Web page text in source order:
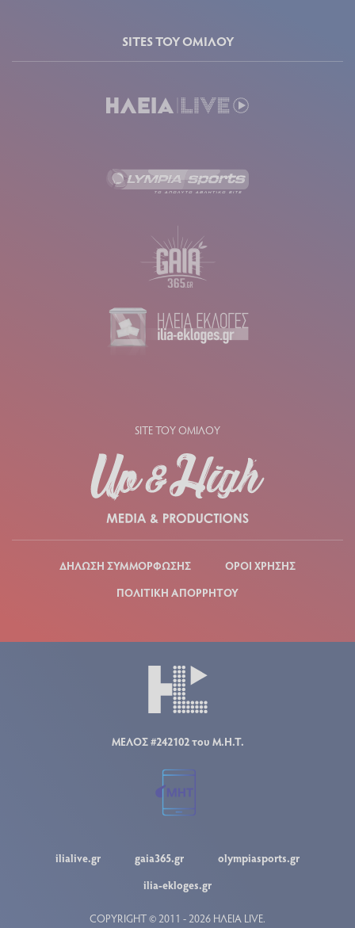
SITES ΤΟΥ ΟΜΙΛΟΥ
SITE ΤΟΥ ΟΜΙΛΟΥ
ΔΗΛΩΣΗ ΣΥΜΜΟΡΦΩΣΗΣ
ΟΡΟΙ ΧΡΗΣΗΣ
ΠΟΛΙΤΙΚΗ ΑΠΟΡΡΗΤΟΥ
ΜΕΛΟΣ #242102 του Μ.Η.Τ.
ilialive.gr gaia365.gr
olympiasports.gr
ilia-ekloges.gr
COPYRIGHT © 2011 - 2026 ΗΛΕΙΑ LIVE.